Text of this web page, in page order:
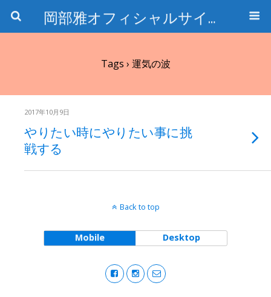
岡部雅オフィシャルサイト〜石の魅惑と数字のトリコ〜
Tags › 運気の波
2017年10月9日
やりたい時にやりたい事に挑
戦する
Back to top
Mobile Desktop